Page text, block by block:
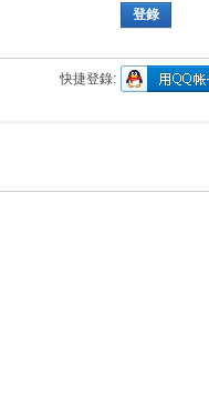
登錄
快捷登錄: